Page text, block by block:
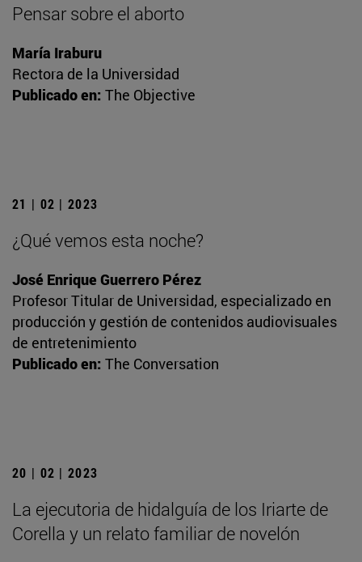
Pensar sobre el aborto
María Iraburu
Rectora de la Universidad
Publicado en: The Objective
21 | 02 | 2023
¿Qué vemos esta noche?
José Enrique Guerrero Pérez
Profesor Titular de Universidad, especializado en
producción y gestión de contenidos audiovisuales
de entretenimiento
Publicado en: The Conversation
20 | 02 | 2023
La ejecutoria de hidalguía de los Iriarte de
Corella y un relato familiar de novelón